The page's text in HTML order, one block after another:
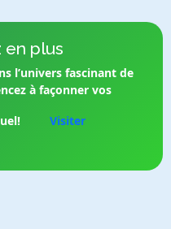
en plus
l’univers fascinant de
à façonner vos
Visiter